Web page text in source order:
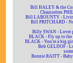
Bill HALEY & the
Chaussettes
Bill LABOUNTY -
Bill PRITCHARD -
Billy SWAN - Lover
BLACK - Fly up to the
BLACK - You're a big
Bob GELDOF -
Bonnie RAITT - Baby